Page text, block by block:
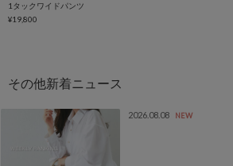
1タックワイドパンツ
¥19,800
2026.08.08 NEW